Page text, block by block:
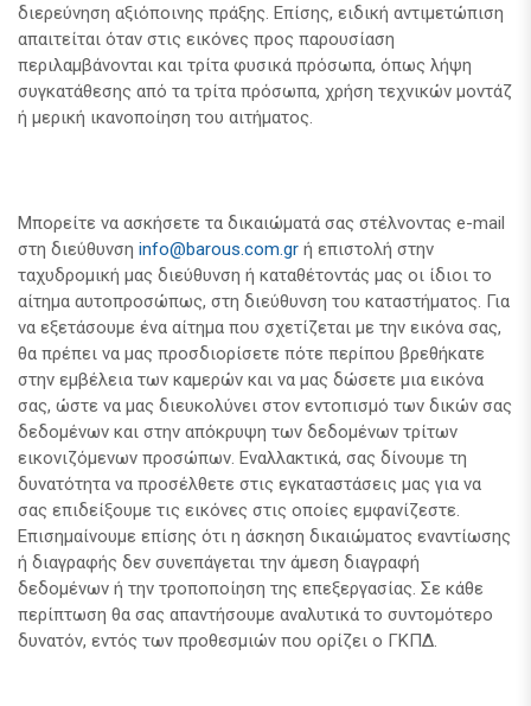
διερεύνηση αξιόποινης πράξης. Επίσης, ειδική αντιμετώπιση
απαιτείται όταν στις εικόνες προς παρουσίαση
περιλαμβάνονται και τρίτα φυσικά πρόσωπα, όπως λήψη
συγκατάθεσης από τα τρίτα πρόσωπα, χρήση τεχνικών μοντάζ
ή μερική ικανοποίηση του αιτήματος.
Μπορείτε να ασκήσετε τα δικαιώματά σας στέλνοντας e-mail
στη διεύθυνση info@barous.com.gr ή επιστολή στην
ταχυδρομική μας διεύθυνση ή καταθέτοντάς μας οι ίδιοι το
αίτημα αυτοπροσώπως, στη διεύθυνση του καταστήματος. Για
να εξετάσουμε ένα αίτημα που σχετίζεται με την εικόνα σας,
θα πρέπει να μας προσδιορίσετε πότε περίπου βρεθήκατε
στην εμβέλεια των καμερών και να μας δώσετε μια εικόνα
σας, ώστε να μας διευκολύνει στον εντοπισμό των δικών σας
δεδομένων και στην απόκρυψη των δεδομένων τρίτων
εικονιζόμενων προσώπων. Εναλλακτικά, σας δίνουμε τη
δυνατότητα να προσέλθετε στις εγκαταστάσεις μας για να
σας επιδείξουμε τις εικόνες στις οποίες εμφανίζεστε.
Επισημαίνουμε επίσης ότι η άσκηση δικαιώματος εναντίωσης
ή διαγραφής δεν συνεπάγεται την άμεση διαγραφή
δεδομένων ή την τροποποίηση της επεξεργασίας. Σε κάθε
περίπτωση θα σας απαντήσουμε αναλυτικά το συντομότερο
δυνατόν, εντός των προθεσμιών που ορίζει ο ΓΚΠΔ.